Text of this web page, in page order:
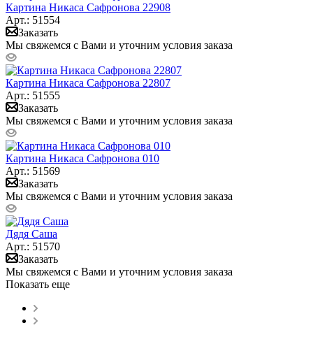
Картина Никаса Сафронова 22908
Арт.: 51554
Заказать
Мы свяжемся с Вами и уточним условия заказа
Картина Никаса Сафронова 22807
Арт.: 51555
Заказать
Мы свяжемся с Вами и уточним условия заказа
Картина Никаса Сафронова 010
Арт.: 51569
Заказать
Мы свяжемся с Вами и уточним условия заказа
Дядя Саша
Арт.: 51570
Заказать
Мы свяжемся с Вами и уточним условия заказа
Показать еще